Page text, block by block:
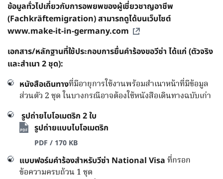
ข้อมูลทั่วไปเกี่ยวกับการอพยพของผู้เชี่ยวชาญอาชีพ
(Fachkräftemigration) สามารถดูได้บนเว็บไซต์
www.make-it-in-germany.com
เอกสาร/หลักฐานที่ใช้ประกอบการยื่นคำร้องขอวีซ่า ได้แก่ (ตัวจริง
และสำเนา 2 ชุด):
หนังสือเดินทางที่มีอายุการใช้งานพร้อมสำเนาหน้าที่มีข้อมูล
ส่วนตัว 2 ชุด ในบางกรณีอาจต้องใช้หนังสือเดินทางฉบับเก่า
รูปถ่ายไบโอเมตริก 2 ใบ
รูปถ่ายแบบไบโอเมตริก
PDF / 170 KB
แบบฟอร์มคำร้องสำหรับวีซ่า National Visa ที่กรอก
ข้อความครบถ้วน 1 ชุด